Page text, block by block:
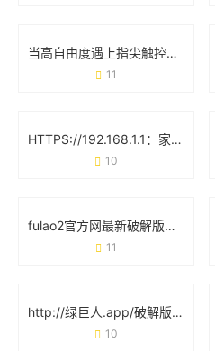
当高自由度遇上指尖触控：聊聊**Honey Select2手机版**的真实体验
11
HTTPS://192.168.1.1：家庭网络的“控制台”与使用避坑指南
10
fulao2官方网最新破解版：实测体验与用户真实反馈
11
http://绿巨人.app/破解版：用户明知风险却不愿放弃的真相
10